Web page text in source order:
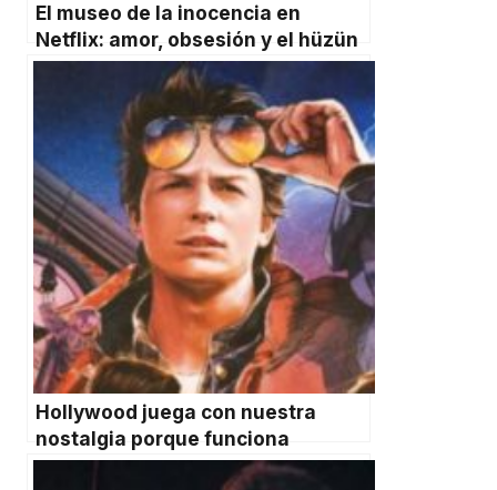
El museo de la inocencia en
Netflix: amor, obsesión y el hüzün
de Estambul
Hollywood juega con nuestra
nostalgia porque funciona